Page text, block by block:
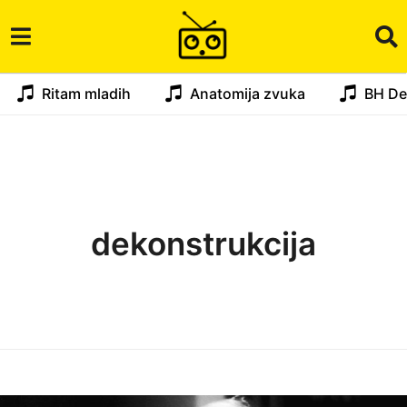
Ritam mladih Anatomija zvuka BH
dekonstrukcija